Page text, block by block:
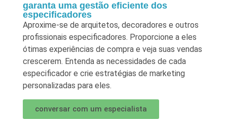
garanta uma gestão eficiente dos
especificadores
Aproxime-se de arquitetos, decoradores e outros
profissionais especificadores. Proporcione a eles
ótimas experiências de compra e veja suas vendas
crescerem. Entenda as necessidades de cada
especificador e crie estratégias de marketing
personalizadas para eles.
conversar com um especialista